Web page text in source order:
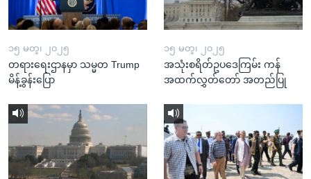
၁၅ မတ္၊ ၂၀၂၅
တရားရေးဌာနမှာ သမ္မတ Trump
မိန့်ခွန်းပြော
၁၅ မတ္၊ ၂၀၂၅
အသုံးစရိတ်ဥပဒေကြမ်း ကန်
အထက်လွှတ်တော် အတည်ပြု